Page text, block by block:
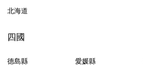
北海道
四國
德島縣 愛媛縣